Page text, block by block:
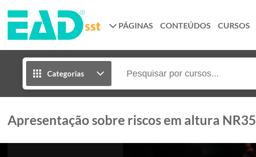
PÁGINAS CONTEÚDOS CURSOS
Categorias
Apresentação sobre riscos em altura NR35